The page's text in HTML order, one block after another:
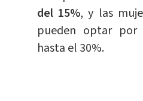
del 15%, y las
pueden optar
hasta el 30%.